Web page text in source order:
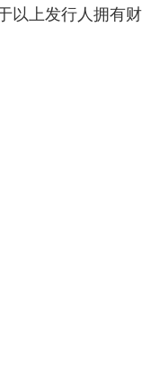
以上发行人拥有财